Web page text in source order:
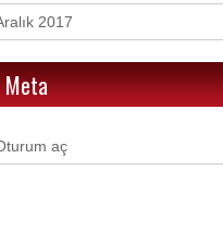
2017
Meta
aç